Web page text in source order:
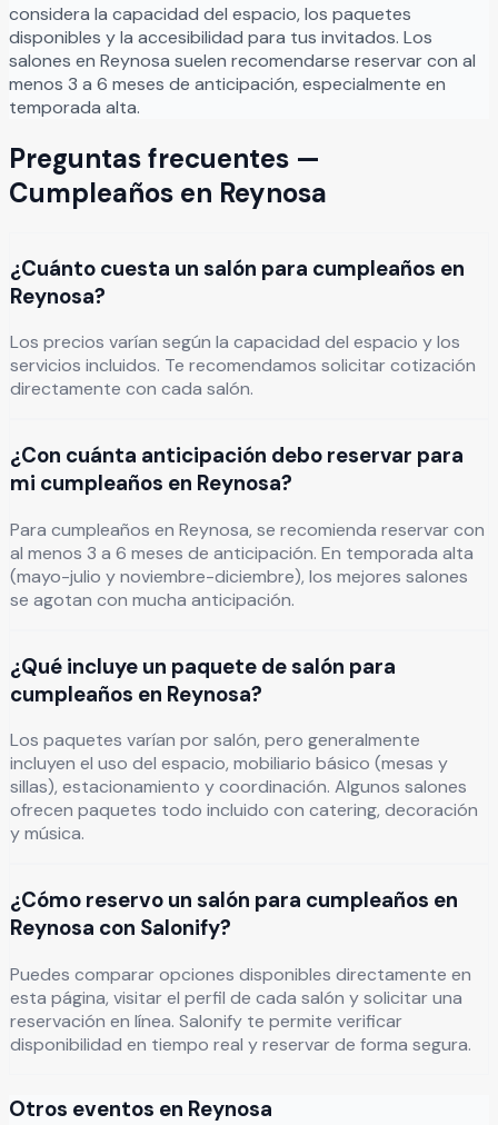
considera la capacidad del espacio, los paquetes
disponibles y la accesibilidad para tus invitados. Los
salones en Reynosa suelen recomendarse reservar con al
menos 3 a 6 meses de anticipación, especialmente en
temporada alta.
Preguntas frecuentes —
Cumpleaños en Reynosa
¿Cuánto cuesta un salón para cumpleaños en
Reynosa?
Los precios varían según la capacidad del espacio y los
servicios incluidos. Te recomendamos solicitar cotización
directamente con cada salón.
¿Con cuánta anticipación debo reservar para
mi cumpleaños en Reynosa?
Para cumpleaños en Reynosa, se recomienda reservar con
al menos 3 a 6 meses de anticipación. En temporada alta
(mayo-julio y noviembre-diciembre), los mejores salones
se agotan con mucha anticipación.
¿Qué incluye un paquete de salón para
cumpleaños en Reynosa?
Los paquetes varían por salón, pero generalmente
incluyen el uso del espacio, mobiliario básico (mesas y
sillas), estacionamiento y coordinación. Algunos salones
ofrecen paquetes todo incluido con catering, decoración
y música.
¿Cómo reservo un salón para cumpleaños en
Reynosa con Salonify?
Puedes comparar opciones disponibles directamente en
esta página, visitar el perfil de cada salón y solicitar una
reservación en línea. Salonify te permite verificar
disponibilidad en tiempo real y reservar de forma segura.
Otros eventos en Reynosa